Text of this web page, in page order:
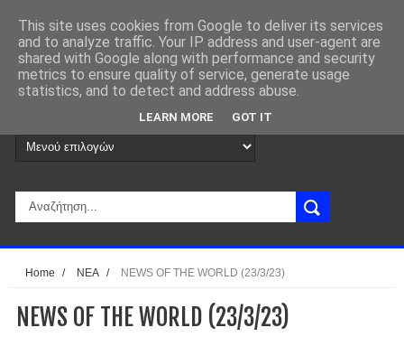
Home / ΝΕΑ / NEWS OF THE WORLD (23/3/23)
NEWS OF THE WORLD (23/3/23)
This site uses cookies from Google to deliver its services
and to analyze traffic. Your IP address and user-agent are
shared with Google along with performance and security
metrics to ensure quality of service, generate usage
statistics, and to detect and address abuse.
LEARN MORE GOT IT